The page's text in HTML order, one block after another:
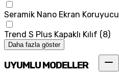
Seramik Nano Ekran Koruyucu
Trend S Plus Kapaklı Kılıf (8)
Daha fazla göster
UYUMLU MODELLER